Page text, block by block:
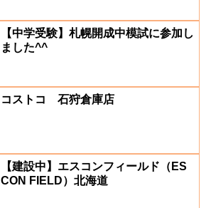
【中学受験】札幌開成中模試に参加し
ました^^
コストコ 石狩倉庫店
【建設中】エスコンフィールド（ES
CON FIELD）北海道